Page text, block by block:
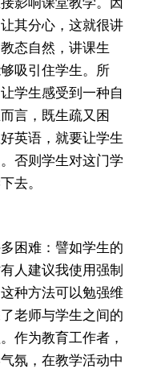
其分心，这就很讲
态自然，讲课生
吸引住学生。所
学生感受到一种自
言，既生疏又困
英语，就要让学生
否则学生对这门学
去。
困难：譬如学生的
人建议我使用强制
种方法可以勉强维
老师与学生之间的
作为教育工作者，
氛，在教学活动中